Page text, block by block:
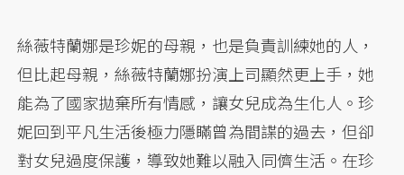
絲薇特蘭娜是珍妮的母親，也是負責訓練她的人，
但比起母親，絲薇特蘭娜扮演上司顯然更上手，她
能為了國家拋棄所有情感，讓女兒成為生化人。珍
妮回到平凡生活後極力隱瞞曾為間諜的過去，但卻
對女兒過度保護，導致她難以融入同儕生活。在珍